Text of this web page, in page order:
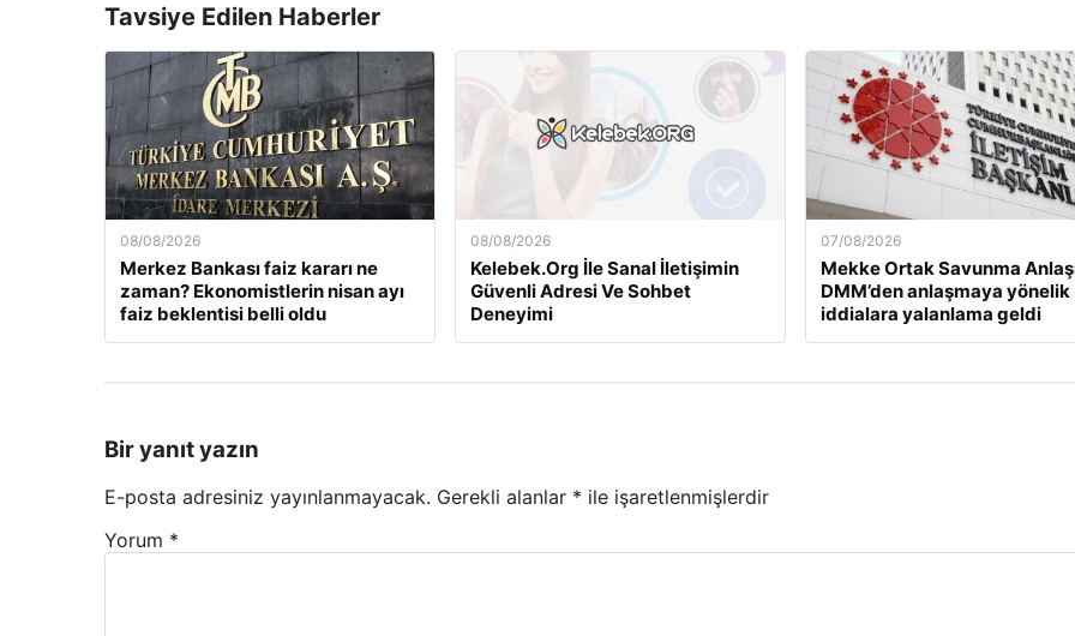
Tavsiye Edilen Haberler
08/08/2026
Merkez Bankası faiz kararı ne
zaman? Ekonomistlerin nisan ayı
faiz beklentisi belli oldu
08/08/2026
Kelebek.Org İle Sanal İletişimin
Güvenli Adresi Ve Sohbet
Deneyimi
07/08/2026
Mekke Ortak Savunma
DMM’den anlaşmaya yönelik
iddialara yalanlama geldi
Bir yanıt yazın
E-posta adresiniz yayınlanmayacak. Gerekli alanlar * ile işaretlenmişlerdir
Yorum *